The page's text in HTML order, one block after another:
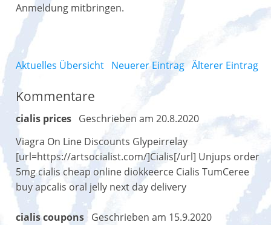
Anmeldung mitbringen.
Aktuelles Übersicht Neuerer Eintrag Älterer Eintrag
Kommentare
cialis prices Geschrieben am 20.8.2020
Viagra On Line Discounts Glypeirrelay
[url=https://artsocialist.com/]Cialis[/url] Unjups order
5mg cialis cheap online diokkeerce Cialis TumCeree
buy apcalis oral jelly next day delivery
cialis coupons Geschrieben am 15.9.2020